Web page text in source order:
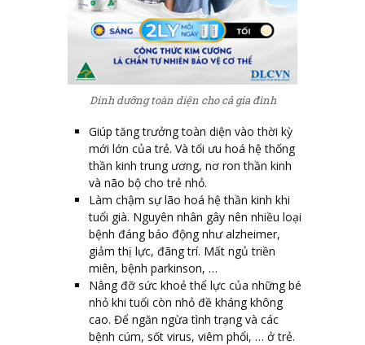
Dinh dưỡng toàn diện cho cả gia đình
Giúp tăng trưởng toàn diện vào thời kỳ
mới lớn của trẻ. Và tối ưu hoá hệ thống
thần kinh trung ương, nơ ron thần kinh
và não bộ cho trẻ nhỏ.
Làm chậm sự lão hoá hệ thần kinh khi
tuổi già. Nguyên nhân gây nên nhiều loại
bệnh đáng báo động như alzheimer,
giảm thị lực, đãng trí. Mất ngủ triền
miên, bệnh parkinson, …
Nâng đỡ sức khoẻ thể lực của những bé
nhỏ khi tuổi còn nhỏ đề kháng không
cao. Để ngăn ngừa tình trạng và các
bệnh cúm, sốt virus, viêm phổi, … ở trẻ.